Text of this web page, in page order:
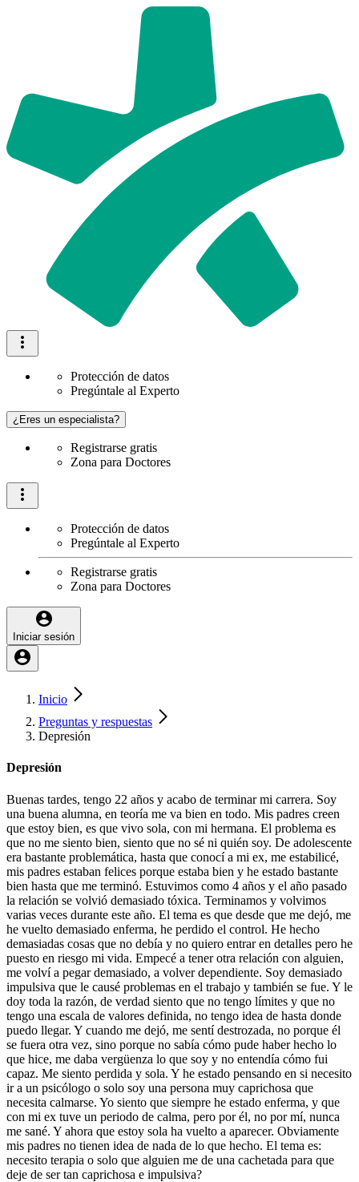
Protección de datos
Pregúntale al Experto
¿Eres un especialista?
Registrarse gratis
Zona para Doctores
Protección de datos
Pregúntale al Experto
Registrarse gratis
Zona para Doctores
Iniciar sesión
Inicio
Preguntas y respuestas
Depresión
Depresión
Buenas tardes, tengo 22 años y acabo de terminar mi carrera. Soy
una buena alumna, en teoría me va bien en todo. Mis padres creen
que estoy bien, es que vivo sola, con mi hermana. El problema es
que no me siento bien, siento que no sé ni quién soy. De adolescente
era bastante problemática, hasta que conocí a mi ex, me estabilicé,
mis padres estaban felices porque estaba bien y he estado bastante
bien hasta que me terminó. Estuvimos como 4 años y el año pasado
la relación se volvió demasiado tóxica. Terminamos y volvimos
varias veces durante este año. El tema es que desde que me dejó, me
he vuelto demasiado enferma, he perdido el control. He hecho
demasiadas cosas que no debía y no quiero entrar en detalles pero he
puesto en riesgo mi vida. Empecé a tener otra relación con alguien,
me volví a pegar demasiado, a volver dependiente. Soy demasiado
impulsiva que le causé problemas en el trabajo y también se fue. Y le
doy toda la razón, de verdad siento que no tengo límites y que no
tengo una escala de valores definida, no tengo idea de hasta donde
puedo llegar. Y cuando me dejó, me sentí destrozada, no porque él
se fuera otra vez, sino porque no sabía cómo pude haber hecho lo
que hice, me daba vergüenza lo que soy y no entendía cómo fui
capaz. Me siento perdida y sola. Y he estado pensando en si necesito
ir a un psicólogo o solo soy una persona muy caprichosa que
necesita calmarse. Yo siento que siempre he estado enferma, y que
con mi ex tuve un periodo de calma, pero por él, no por mí, nunca
me sané. Y ahora que estoy sola ha vuelto a aparecer. Obviamente
mis padres no tienen idea de nada de lo que hecho. El tema es:
necesito terapia o solo que alguien me de una cachetada para que
deje de ser tan caprichosa e impulsiva?